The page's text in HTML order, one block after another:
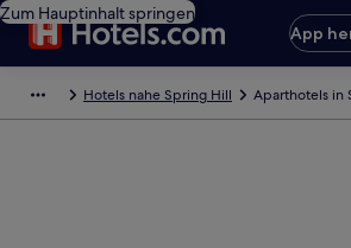
Zum Hauptinhalt springen
App
Hotels nahe Spring Hill Aparthotels in